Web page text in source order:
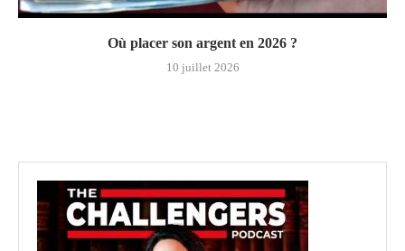
Où placer son argent en 2026 ?
10 juillet 2026